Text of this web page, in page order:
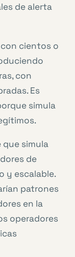
de alerta
cientos o
con
Es
simula
simula
de
y escalable.
patrones
en la
operadores